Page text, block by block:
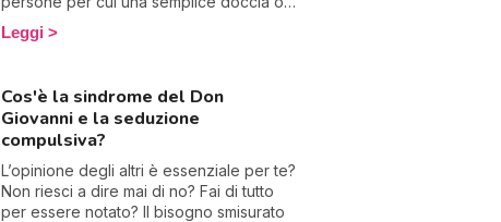
l’estate (con il suo esercito di infradito e
piedi nudi) sono un vero e proprio
poco frequente ma può essere molto
invalidante. Ecco come combatterla.
Leggi
Cos'è la sindrome del Don
Giovanni e la seduzione
compulsiva?
L’opinione degli altri è essenziale per te?
Non riesci a dire mai di no? Fai di tutto
per essere notato? Il bisogno smisurato